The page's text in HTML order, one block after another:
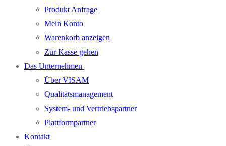
Produkt Anfrage
Mein Konto
Warenkorb anzeigen
Zur Kasse gehen
Das Unternehmen
Über VISAM
Qualitätsmanagement
System- und Vertriebspartner
Plattformpartner
Kontakt